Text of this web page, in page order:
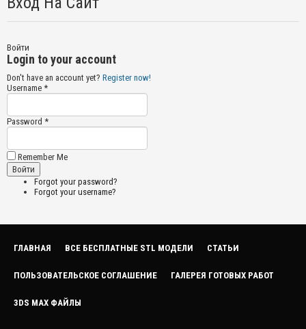
Войти
Login to your account
Don't have an account yet? Register now!
Username *
Password *
Remember Me
Forgot your password?
Forgot your username?
ГЛАВНАЯ ВСЕ БЕСПЛАТНЫЕ STL МОДЕЛИ СТАТЬИ
ПОЛЬЗОВАТЕЛЬСКОЕ СОГЛАШЕНИЕ ГАЛЕРЕЯ ГОТОВЫХ РАБОТ
3DS MAX ФАЙЛЫ